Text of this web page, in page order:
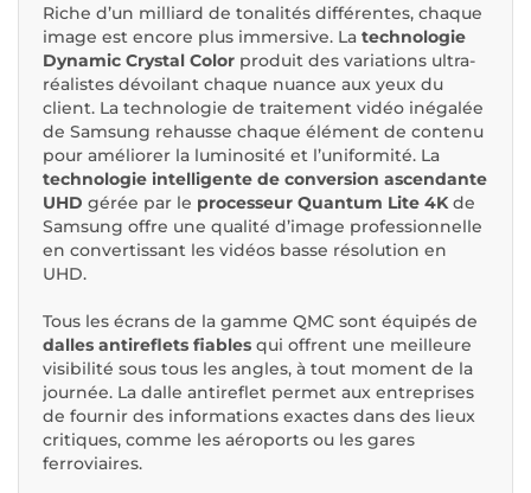
Riche d’un milliard de tonalités différentes, chaque
image est encore plus immersive. La technologie
Dynamic Crystal Color produit des variations ultra-
réalistes dévoilant chaque nuance aux yeux du
client. La technologie de traitement vidéo inégalée
de Samsung rehausse chaque élément de contenu
pour améliorer la luminosité et l’uniformité. La
technologie intelligente de conversion ascendante
UHD gérée par le processeur Quantum Lite 4Kde
Samsung offre une qualité d’image professionnelle
en convertissant les vidéos basse résolution en
UHD.
Tous les écrans de la gamme QMC sont équipés de
dalles antireflets fiables qui offrent une meilleure
visibilité sous tous les angles, à tout moment de la
journée. La dalle antireflet permet aux entreprises
de fournir des informations exactes dans des lieux
critiques, comme les aéroports ou les gares
ferroviaires.